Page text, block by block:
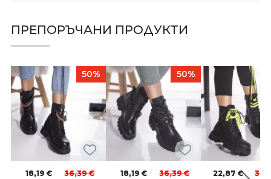
ПРЕПОРЪЧАНИ ПРОДУКТИ
50%
18,19€
36,39€
50%
18,19€
36,39€
22,87€